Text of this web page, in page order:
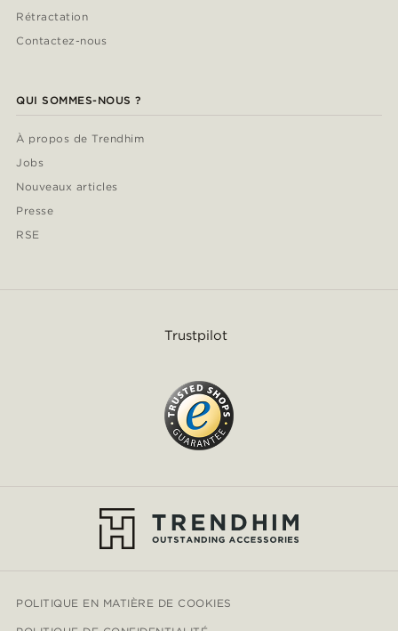
Rétractation
Contactez-nous
QUI SOMMES-NOUS ?
À propos de Trendhim
Jobs
Nouveaux articles
Presse
RSE
Trustpilot
POLITIQUE EN MATIÈRE DE COOKIES